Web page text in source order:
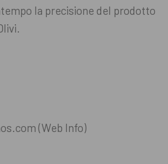
la precisione del prodotto
(Web Info)